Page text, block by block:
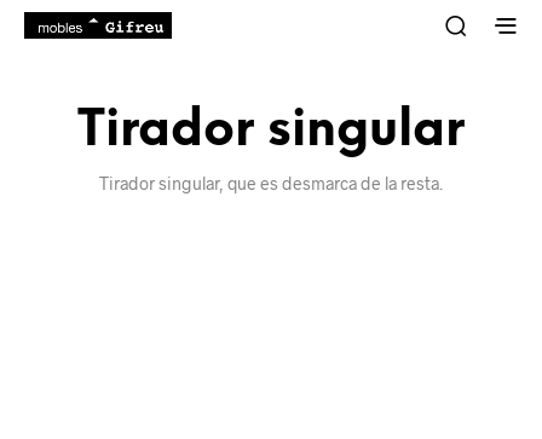
Tirador singular
Tirador singular, que es desmarca de la resta.